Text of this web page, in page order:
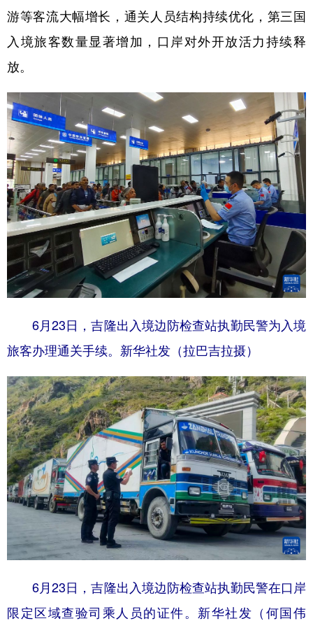
游等客流大幅增长，通关人员结构持续优化，第三国
入境旅客数量显著增加，口岸对外开放活力持续释
放。
6月23日，吉隆出入境边防检查站执勤民警为入境
旅客办理通关手续。新华社发（拉巴吉拉摄）
6月23日，吉隆出入境边防检查站执勤民警在口岸
限定区域查验司乘人员的证件。新华社发（何国伟